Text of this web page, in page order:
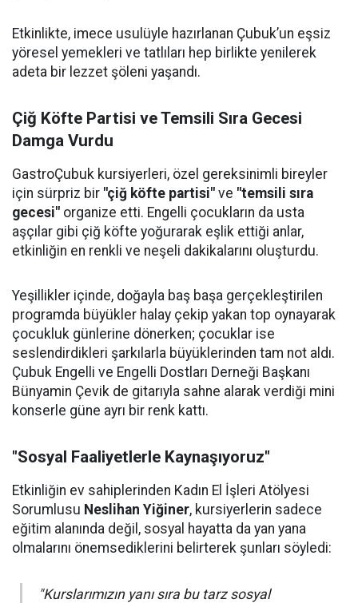
Etkinlikte, imece usulüyle hazırlanan Çubuk’un eşsiz
yöresel yemekleri ve tatlıları hep birlikte yenilerek
adeta bir lezzet şöleni yaşandı.
Çiğ Köfte Partisi ve Temsili Sıra Gecesi
Damga Vurdu
GastroÇubuk kursiyerleri, özel gereksinimli bireyler
için sürpriz bir "çiğ köfte partisi" ve "temsili sıra
gecesi" organize etti. Engelli çocukların da usta
aşçılar gibi çiğ köfte yoğurarak eşlik ettiği anlar,
etkinliğin en renkli ve neşeli dakikalarını oluşturdu.
Yeşillikler içinde, doğayla baş başa gerçekleştirilen
programda büyükler halay çekip yakan top oynayarak
çocukluk günlerine dönerken; çocuklar ise
seslendirdikleri şarkılarla büyüklerinden tam not aldı.
Çubuk Engelli ve Engelli Dostları Derneği Başkanı
Bünyamin Çevik de gitarıyla sahne alarak verdiği mini
konserle güne ayrı bir renk kattı.
"Sosyal Faaliyetlerle Kaynaşıyoruz"
Etkinliğin ev sahiplerinden Kadın El İşleri Atölyesi
Sorumlusu Neslihan Yiğiner, kursiyerlerin sadece
eğitim alanında değil, sosyal hayatta da yan yana
olmalarını önemsediklerini belirterek şunları söyledi:
"Kurslarımızın yanı sıra bu tarz sosyal